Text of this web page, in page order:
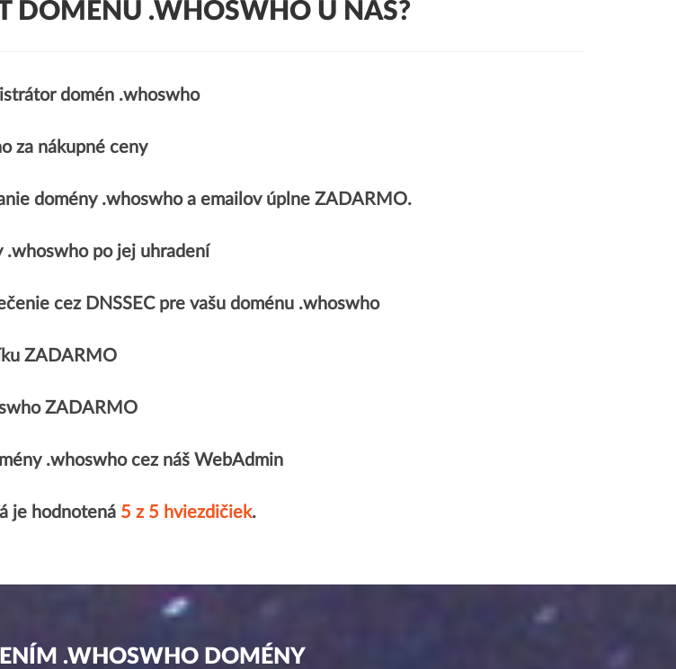
DOMÉNU .WHOSWHO U NÁS?
domén .whoswho
za nákupné ceny
domény .whoswho a emailov úplne ZADARMO.
.whoswho po jej uhradení
cez DNSSEC pre vašu doménu .whoswho
ZADARMO
ZADARMO
.whoswho cez náš WebAdmin
je hodnotená 5 z 5 hviezdičiek.
.WHOSWHO DOMÉNY